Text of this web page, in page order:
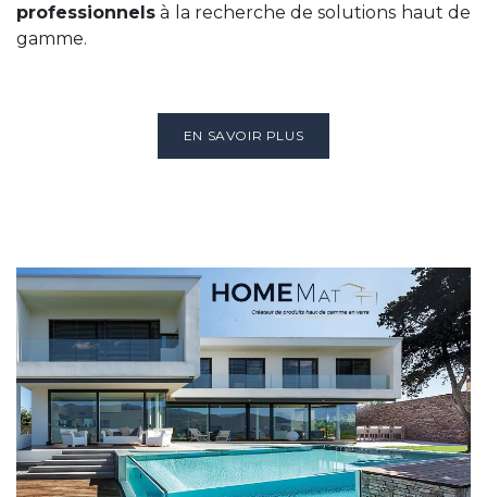
professionnels à la recherche de solutions haut de
gamme.
EN SAVOIR PLUS